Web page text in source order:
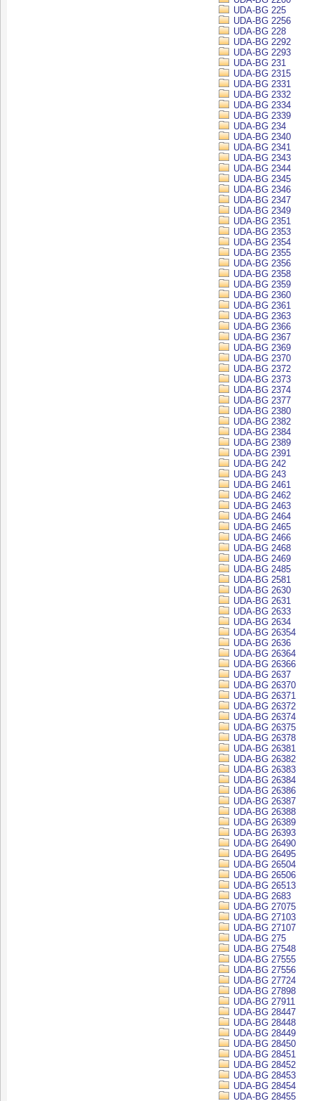
UDA-BG 225
UDA-BG 2256
UDA-BG 228
UDA-BG 2292
UDA-BG 2293
UDA-BG 231
UDA-BG 2315
UDA-BG 2331
UDA-BG 2332
UDA-BG 2334
UDA-BG 2339
UDA-BG 234
UDA-BG 2340
UDA-BG 2341
UDA-BG 2343
UDA-BG 2344
UDA-BG 2345
UDA-BG 2346
UDA-BG 2347
UDA-BG 2349
UDA-BG 2351
UDA-BG 2353
UDA-BG 2354
UDA-BG 2355
UDA-BG 2356
UDA-BG 2358
UDA-BG 2359
UDA-BG 2360
UDA-BG 2361
UDA-BG 2363
UDA-BG 2366
UDA-BG 2367
UDA-BG 2369
UDA-BG 2370
UDA-BG 2372
UDA-BG 2373
UDA-BG 2374
UDA-BG 2377
UDA-BG 2380
UDA-BG 2382
UDA-BG 2384
UDA-BG 2389
UDA-BG 2391
UDA-BG 242
UDA-BG 243
UDA-BG 2461
UDA-BG 2462
UDA-BG 2463
UDA-BG 2464
UDA-BG 2465
UDA-BG 2466
UDA-BG 2468
UDA-BG 2469
UDA-BG 2485
UDA-BG 2581
UDA-BG 2630
UDA-BG 2631
UDA-BG 2633
UDA-BG 2634
UDA-BG 26354
UDA-BG 2636
UDA-BG 26364
UDA-BG 26366
UDA-BG 2637
UDA-BG 26370
UDA-BG 26371
UDA-BG 26372
UDA-BG 26374
UDA-BG 26375
UDA-BG 26378
UDA-BG 26381
UDA-BG 26382
UDA-BG 26383
UDA-BG 26384
UDA-BG 26386
UDA-BG 26387
UDA-BG 26388
UDA-BG 26389
UDA-BG 26393
UDA-BG 26490
UDA-BG 26495
UDA-BG 26504
UDA-BG 26506
UDA-BG 26513
UDA-BG 2683
UDA-BG 27075
UDA-BG 27103
UDA-BG 27107
UDA-BG 275
UDA-BG 27548
UDA-BG 27555
UDA-BG 27556
UDA-BG 27724
UDA-BG 27898
UDA-BG 27911
UDA-BG 28447
UDA-BG 28448
UDA-BG 28449
UDA-BG 28450
UDA-BG 28451
UDA-BG 28452
UDA-BG 28453
UDA-BG 28454
UDA-BG 28455